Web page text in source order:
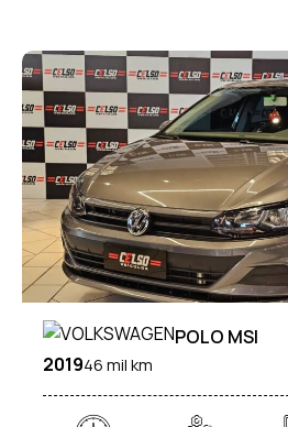
POLO MSI
201946 mil km